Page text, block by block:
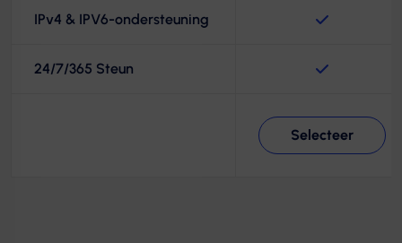
IPv4 & IPV6-ondersteuning
24/7/365 Steun
Selecteer